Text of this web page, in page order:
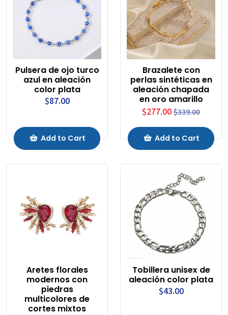
Pulsera de ojo turco
azul en aleación
color plata
$87.00
Add to Cart
Brazalete con
perlas sintéticas en
aleación chapada
en oro amarillo
$277.00 $339.00
Add to Cart
Aretes florales
modernos con
piedras
multicolores de
cortes mixtos
Tobillera unisex de
aleación color plata
$43.00